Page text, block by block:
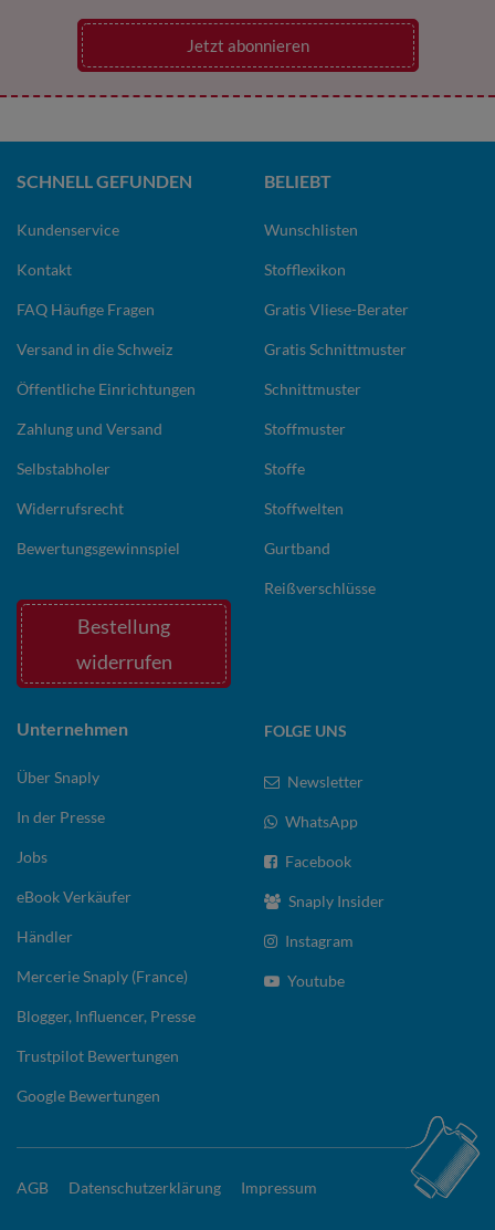
Jetzt abonnieren
SCHNELL GEFUNDEN
Kundenservice
Kontakt
FAQ Häufige Fragen
Versand in die Schweiz
Öffentliche Einrichtungen
Zahlung und Versand
Selbstabholer
Widerrufsrecht
Bewertungsgewinnspiel
Bestellung
widerrufen
BELIEBT
Wunschlisten
Stofflexikon
Gratis Vliese-Berater
Gratis Schnittmuster
Schnittmuster
Stoffmuster
Stoffe
Stoffwelten
Gurtband
Reißverschlüsse
Unternehmen
Über Snaply
In der Presse
Jobs
eBook Verkäufer
Händler
Mercerie Snaply (France)
Blogger, Influencer, Presse
Trustpilot Bewertungen
Google Bewertungen
FOLGE UNS
Newsletter
WhatsApp
Facebook
Snaply Insider
Instagram
Youtube
AGB Datenschutzerklärung Impressum